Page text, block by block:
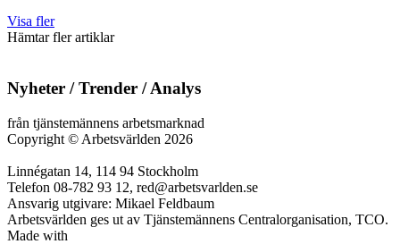
Visa fler
Hämtar fler artiklar
Nyheter / Trender / Analys
från tjänstemännens arbetsmarknad
Copyright © Arbetsvärlden 2026
Linnégatan 14, 114 94 Stockholm
Telefon 08-782 93 12, red@arbetsvarlden.se
Ansvarig utgivare: Mikael Feldbaum
Arbetsvärlden ges ut av Tjänstemännens Centralorganisation, TCO.
Made with